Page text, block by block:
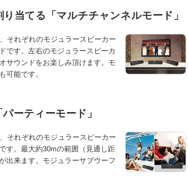
当てる「マルチチャンネルモード」
それぞれのモジュラースピーカー
です。左右のモジュラースピーカ
サウンドをお楽しみ頂けます。モ
可能です。
ーティーモード」
それぞれのモジュラースピーカー
す。最大約30mの範囲（見通し距
出来ます。モジュラーサブウーフ